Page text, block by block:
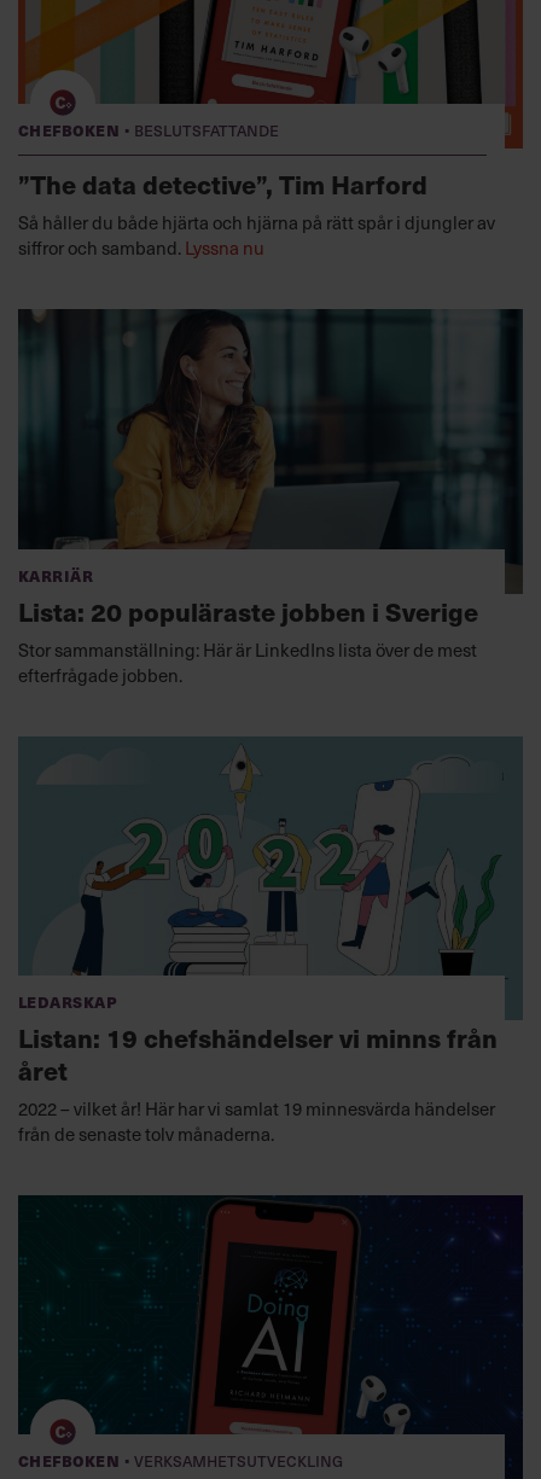
Chefboken · Beslutsfattande
”The data detective”, Tim Harford
Så håller du både hjärta och hjärna på rätt spår i djungler av
siffror och samband.Lyssna nu
Karriär
Lista: 20 populäraste jobben i Sverige
Stor sammanställning: Här är LinkedIns lista över de mest
efterfrågade jobben.
Ledarskap
Listan: 19 chefshändelser vi minns från
året
2022 – vilket år! Här har vi samlat 19 minnesvärda händelser
från de senaste tolv månaderna.
Chefboken ·Verksamhetsutveckling